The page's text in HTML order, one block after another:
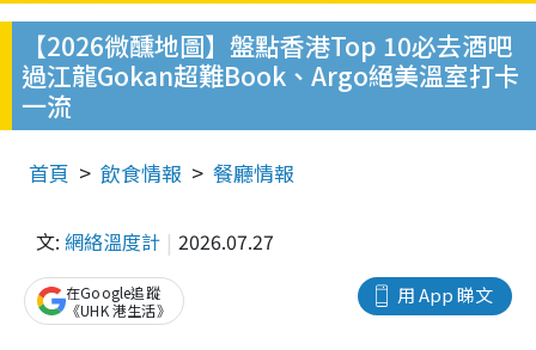
【2026微醺地圖】盤點香港Top 10必去酒吧
過江龍Gokan超難Book、Argo絕美溫室打卡
一流
首頁 飲食情報 餐廳情報
文: 網絡溫度計 2026.07.27
用 App 睇文
在Google追蹤
《UHK 港生活》